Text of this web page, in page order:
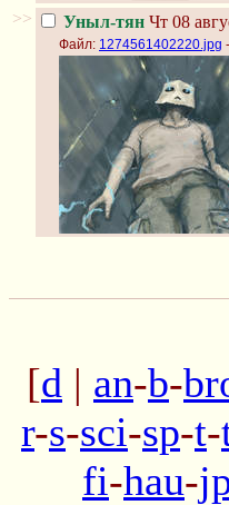
>> Уныл-тян Чт 08
Файл: 1274561402220.jpg
[d | an-b-
r-s-sci-sp-t-
fi-hau-